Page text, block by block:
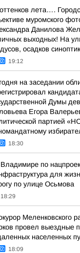
лета….
муромского
Данилова
выходных! На
осадков
19:12
на заседании
Думы
Егора
партией
18:30
по
для
по улице Осьмова
18:29
Меленковского
провел выездные
населенных
18:09